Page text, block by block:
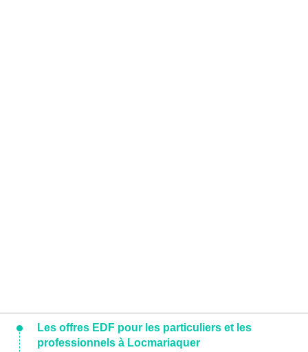
Les offres EDF pour les particuliers et les
professionnels à Locmariaquer